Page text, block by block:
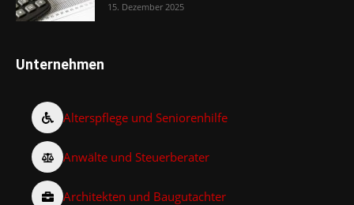
15. Dezember 2025
Unternehmen
Alterspflege und Seniorenhilfe
Anwälte und Steuerberater
Architekten und Baugutachter